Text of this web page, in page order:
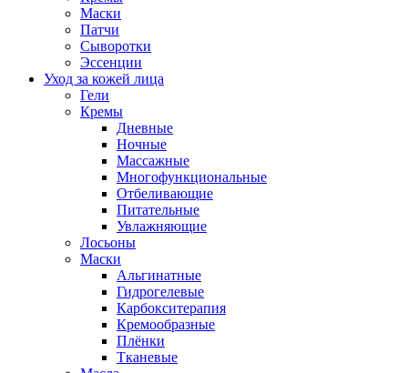
Маски
Патчи
Сыворотки
Эссенции
Уход за кожей лица
Гели
Кремы
Дневные
Ночные
Массажные
Многофункциональные
Отбеливающие
Питательные
Увлажняющие
Лосьоны
Маски
Альгинатные
Гидрогелевые
Карбокситерапия
Кремообразные
Плёнки
Тканевые